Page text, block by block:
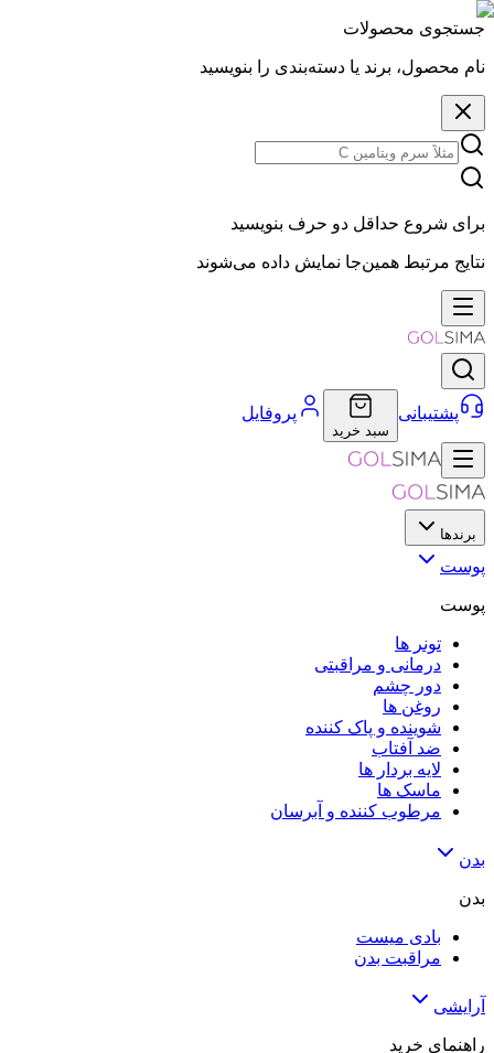
جستجوی محصولات
نام محصول، برند یا دسته‌بندی را بنویسید
برای شروع حداقل دو حرف بنویسید
نتایج مرتبط همین‌جا نمایش داده می‌شوند
پشتیبانی
سبد خرید
پروفایل
برندها
پوست
پوست
تونر ها
درمانی و مراقبتی
دور چشم
روغن ها
شوینده و پاک کننده
ضد آفتاب
لایه‌ بردار ها
ماسک ها
مرطوب کننده و آبرسان
بدن
بدن
بادی میست
مراقبت بدن
آرایشی
راهنمای خرید